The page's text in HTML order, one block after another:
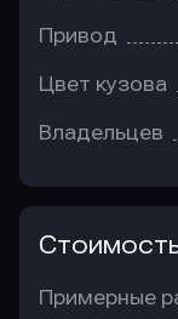
Привод
Цвет кузова
Владельцев
Примерные